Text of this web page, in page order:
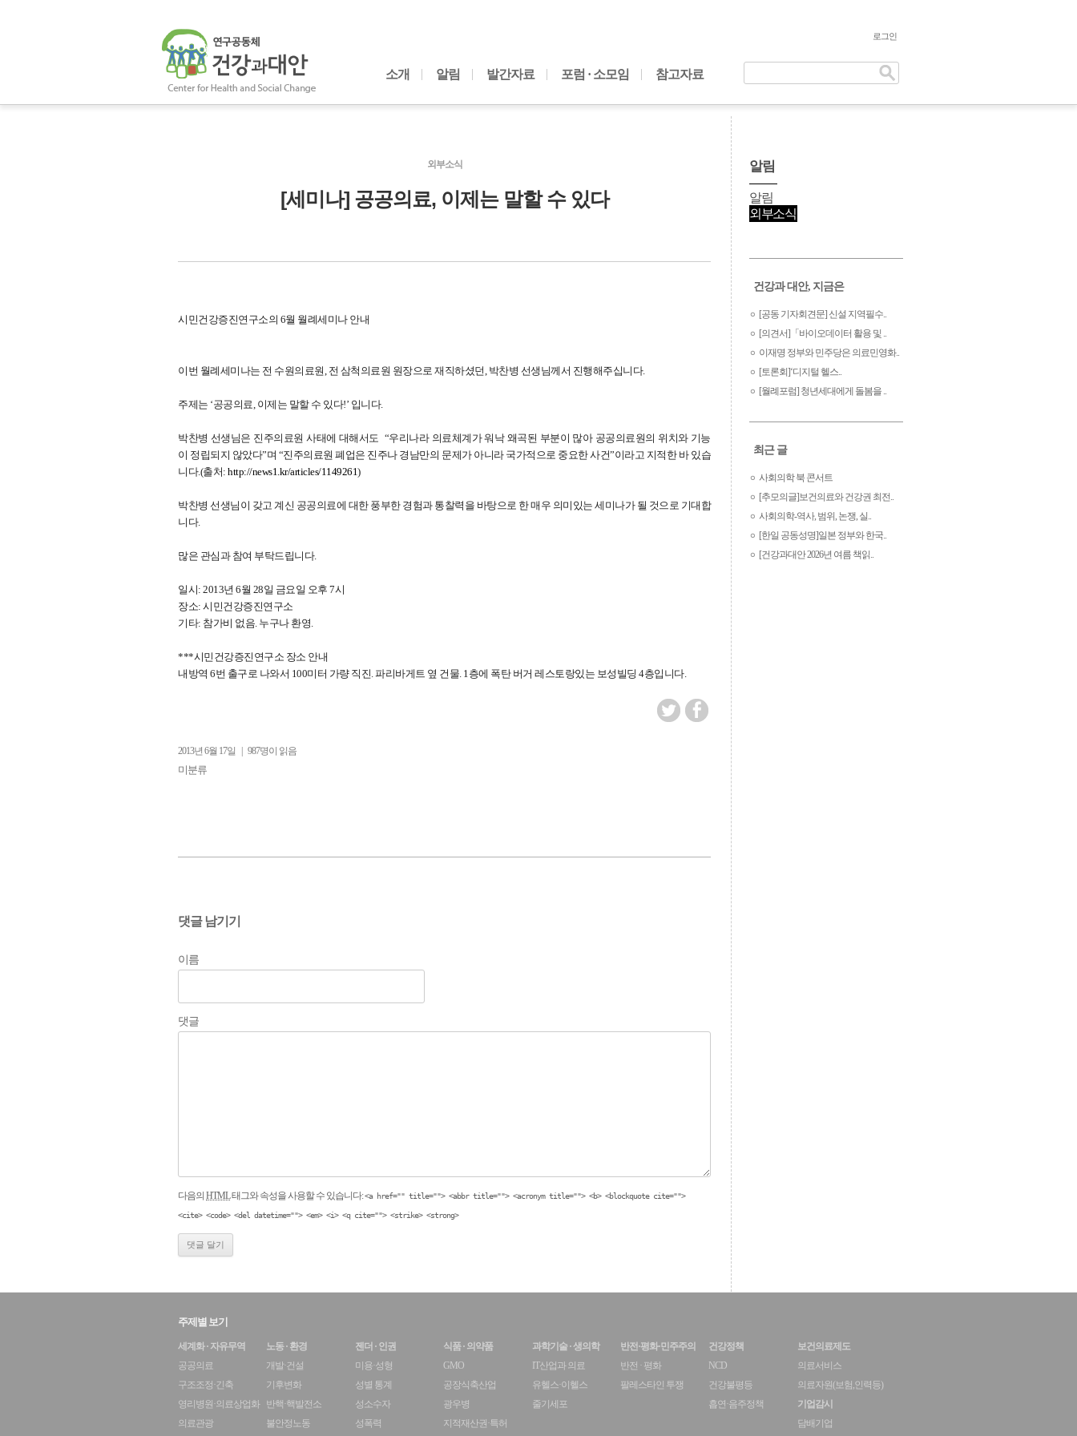
소개 알림 발간자료 포럼 · 소모임 참고자료
로그인
외부소식
[세미나] 공공의료, 이제는 말할 수 있다
시민건강증진연구소의 6월 월례세미나 안내
이번 월례세미나는 전 수원의료원, 전 삼척의료원 원장으로 재직하셨던, 박찬병 선생님께서 진행해주십니다.
주제는 ‘공공의료, 이제는 말할 수 있다!’ 입니다.
박찬병 선생님은 진주의료원 사태에 대해서도 “우리나라 의료체계가 워낙 왜곡된 부분이 많아 공공의료원의 위치와 기능
이 정립되지 않았다”며 “진주의료원 폐업은 진주나 경남만의 문제가 아니라 국가적으로 중요한 사건”이라고 지적한 바 있습
니다.(출처: http://news1.kr/articles/1149261)
박찬병 선생님이 갖고 계신 공공의료에 대한 풍부한 경험과 통찰력을 바탕으로 한 매우 의미있는 세미나가 될 것으로 기대합
니다.
많은 관심과 참여 부탁드립니다.
일시: 2013년 6월 28일 금요일 오후 7시
장소: 시민건강증진연구소
기타: 참가비 없음. 누구나 환영.
***시민건강증진연구소 장소 안내
내방역 6번 출구로 나와서 100미터 가량 직진. 파리바게트 옆 건물. 1층에 폭탄 버거 레스토랑있는 보성빌딩 4층입니다.
2013년 6월 17일 987명이 읽음
미분류
댓글 남기기
이름
댓글
다음의 HTML태그와 속성을 사용할 수 있습니다:<a href="" title=""> <abbr title=""> <acronym title=""> <b> <blockquote cite="">
<cite> <code> <del datetime=""> <em> <i> <q cite=""> <strike> <strong>
알림
알림
외부소식
건강과 대안, 지금은
[공동 기자회견문] 신설 지역필수..
[의견서]「바이오데이터 활용 및 ..
이재명 정부와 민주당은 의료민영화..
[토론회]‘디지털 헬스..
[월례포럼] 청년세대에게 돌봄을 ..
최근 글
사회의학 북 콘서트
[추모의글]보건의료와 건강권 최전..
사회의학-역사, 범위, 논쟁, 실..
[한일 공동성명]일본 정부와 한국..
[건강과대안 2026년 여름 책읽..
주제별 보기
세계화 · 자유무역
공공의료
구조조정·긴축
영리병원·의료상업화
의료관광
노동 · 환경
개발·건설
기후변화
반핵·핵발전소
불안정노동
젠더 · 인권
미용·성형
성별 통계
성소수자
성폭력
식품 · 의약품
GMO
공장식축산업
광우병
지적재산권·특허
과학기술 · 생의학
IT산업과 의료
유헬스·이헬스
줄기세포
반전·평화·민주주의
반전 · 평화
팔레스타인 투쟁
건강정책
NCD
건강불평등
흡연·음주정책
보건의료제도
의료서비스
의료자원(보험,인력등)
기업감시
담배기업